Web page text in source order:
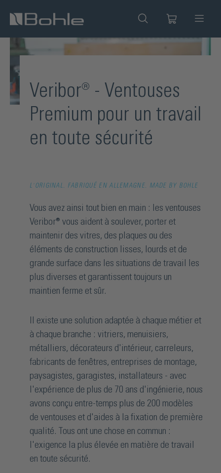
principal
Veribor® - Ventouses
Premium pour un travail
en toute sécurité
L'ORIGINAL. FABRIQUÉ EN ALLEMAGNE. MADE BY BOHLE
Vous avez ainsi tout bien en main : les ventouses
Veribor® vous aident à soulever, porter et
maintenir des vitres, des plaques ou des
éléments de construction lisses, lourds et de
grande surface dans les situations de travail les
plus diverses et garantissent toujours un
maintien ferme et sûr.
Il existe une solution adaptée à chaque métier et
à chaque branche : vitriers, menuisiers,
métalliers, décorateurs d'intérieur, carreleurs,
fabricants de fenêtres, entreprises de montage,
paysagistes, garagistes, installateurs - avec
l'expérience de plus de 70 ans d'ingénierie, nous
avons conçu entre-temps plus de 200 modèles
de ventouses et d'aides à la fixation de première
qualité. Tous ont une chose en commun :
l'exigence la plus élevée en matière de travail
en toute sécurité.